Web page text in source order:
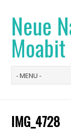
Neue
Moabit
IMG_4728